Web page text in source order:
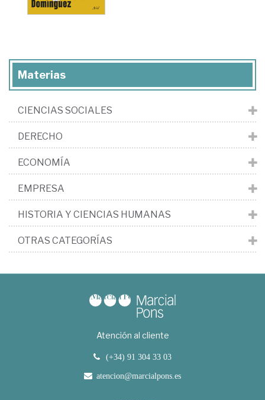
Materias
CIENCIAS SOCIALES
DERECHO
ECONOMÍA
EMPRESA
HISTORIA Y CIENCIAS HUMANAS
OTRAS CATEGORÍAS
Atención al cliente
(+34) 91 304 33 03
atencion@marcialpons.es